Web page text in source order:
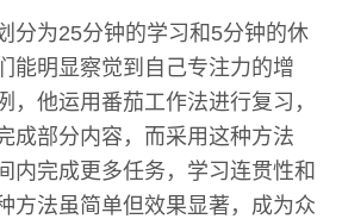
分为25分钟的学习和5分钟的休
能明显察觉到自己专注力的增
，他运用番茄工作法进行复习，
成部分内容，而采用这种方法
内完成更多任务，学习连贯性和
方法虽简单但效果显著，成为众